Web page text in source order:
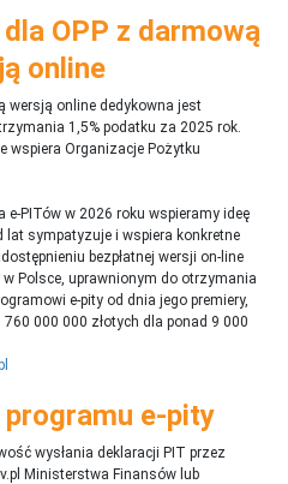
OPP z darmową
online
wersją online dedykowna jest
1,5% podatku za 2025 rok.
wspiera Organizacje Pożytku
PITów w 2026 roku wspieramy ideę
lat sympatyzuje i wspiera konkretne
bezpłatnej wersji on-line
Polsce, uprawnionym do otrzymania
e-pity od dnia jego premiery,
000 000 złotych dla ponad 9 000
e-pity
wysłania deklaracji PIT przez
Ministerstwa Finansów lub